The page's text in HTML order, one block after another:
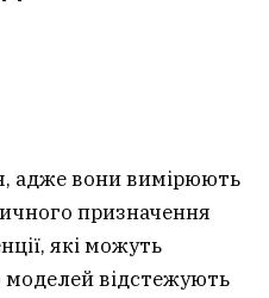
адже вони вимірюють
призначення
які можуть
відстежують